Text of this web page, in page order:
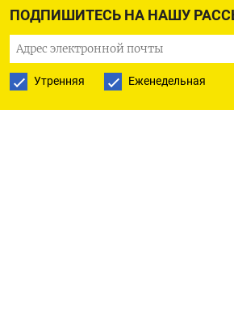
ПОДПИШИТЕСЬ НА НАШУ
Утренняя Еженедельная
усиливается, а кредитная —
охлаждается. В результате
начали замедляться. Вместе с
неопределенность относительно